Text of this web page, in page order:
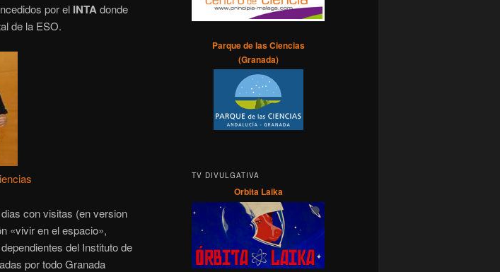
por el INTAdonde
de la ESO.
con visitas (en version
«vivir en el espacio»,
del Instituto de
por todo Granada
Parque de las Ciencias
(Granada)
TV DIVULGATIVA
Orbita Laika